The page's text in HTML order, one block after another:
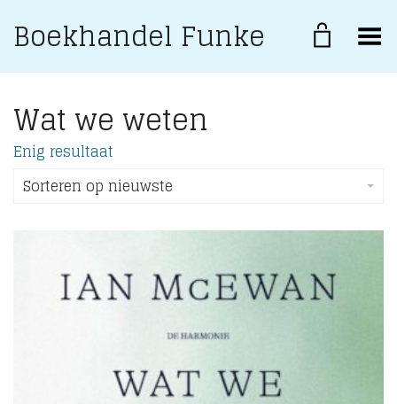
Boekhandel Funke Toggle Menu
Wat we weten
Enig resultaat
Sorteren op nieuwste